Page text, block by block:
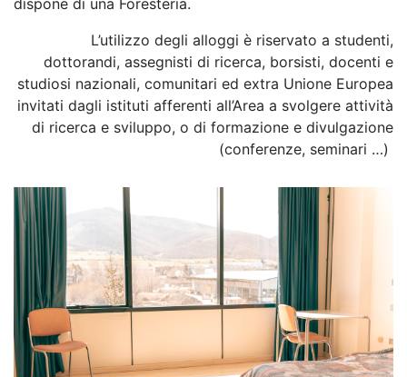
dispone di una Foresteria.
L’utilizzo degli alloggi è riservato a studenti,
dottorandi, assegnisti di ricerca, borsisti, docenti e
studiosi nazionali, comunitari ed extra Unione Europea
invitati dagli istituti afferenti all’Area a svolgere attività
di ricerca e sviluppo, o di formazione e divulgazione
(conferenze, seminari …)